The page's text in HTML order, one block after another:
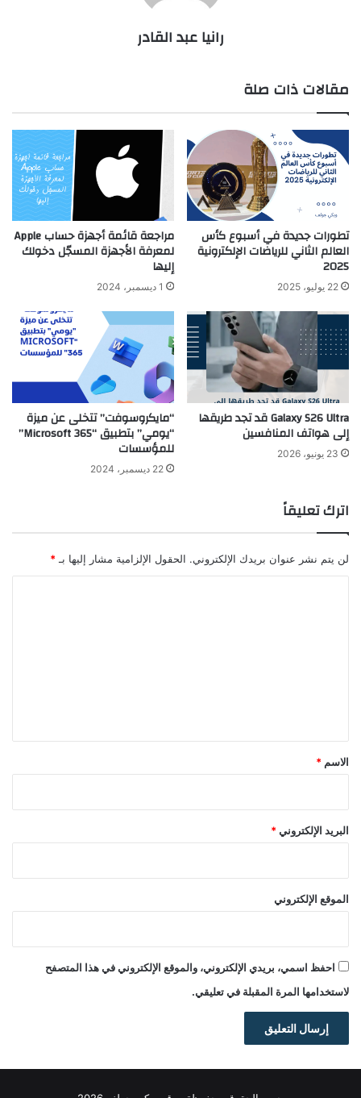
رانيا عبد القادر
مقالات ذات صلة
تطورات جديدة في أسبوع كأس
العالم الثاني للرياضات الإلكترونية
2025
22 يوليو، 2025
مراجعة قائمة أجهزة حساب Apple
لمعرفة الأجهزة المسجّل دخولك
إليها
1 ديسمبر، 2024
Galaxy S26 Ultra قد تجد طريقها
إلى هواتف المنافسين
23 يونيو، 2026
“مايكروسوفت” تتخلى عن ميزة
“يومي” بتطبيق “Microsoft 365”
للمؤسسات
22 ديسمبر، 2024
اترك تعليقاً
لن يتم نشر عنوان بريدك الإلكتروني. الحقول الإلزامية مشار إليها بـ *
*
الاسم *
البريد الإلكتروني *
الموقع الإلكتروني
احفظ اسمي، بريدي الإلكتروني، والموقع الإلكتروني في هذا المتصفح
لاستخدامها المرة المقبلة في تعليقي.